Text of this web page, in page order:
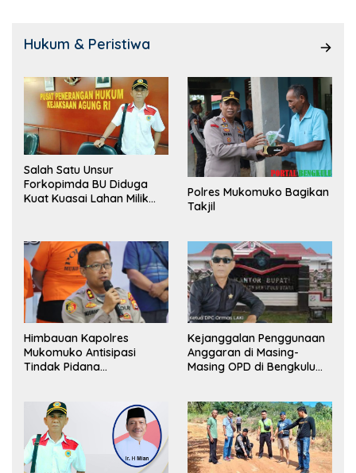
Hukum & Peristiwa
Salah Satu Unsur
Forkopimda BU Diduga
Kuat Kuasai Lahan Milik
Polres Mukomuko Bagikan
Takjil
Himbauan Kapolres
Mukomuko Antisipasi
Tindak Pidana
Kejanggalan Penggunaan
Anggaran di Masing-
Masing OPD di Bengkulu